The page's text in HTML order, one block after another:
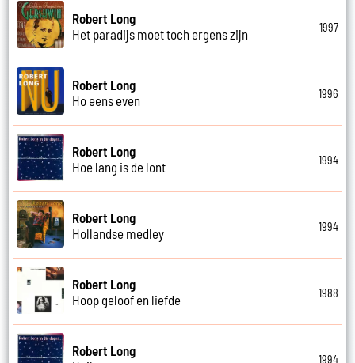
Robert Long
Het paradijs moet toch ergens zijn
1997
Robert Long
Ho eens even
1996
Robert Long
Hoe lang is de lont
1994
Robert Long
Hollandse medley
1994
Robert Long
Hoop geloof en liefde
1988
Robert Long
1994